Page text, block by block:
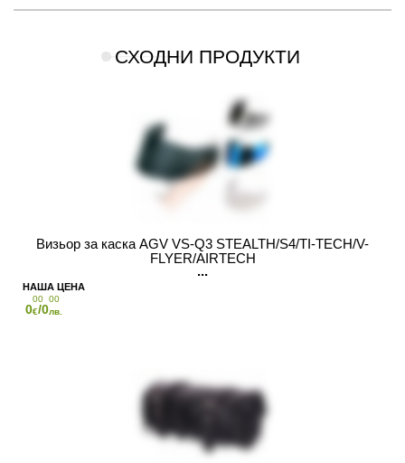
СХОДНИ ПРОДУКТИ
Визьор за каска AGV VS-Q3 STEALTH/S4/TI-TECH/V-
FLYER/AIRTECH
0
00
€/0
00
лв.